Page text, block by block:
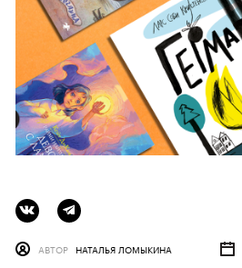
АВТОР НАТАЛЬЯ ЛОМЫКИНА